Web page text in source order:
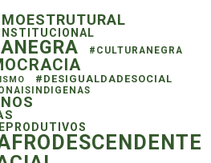
#CULTURANEGRA
#DESIGUALDADESOCIAL